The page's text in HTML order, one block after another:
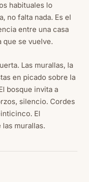
habituales lo
no falta nada. Es el
entre una casa
que se vuelve.
Las murallas, la
en picado sobre la
bosque invita a
silencio. Cordes
El
las murallas.